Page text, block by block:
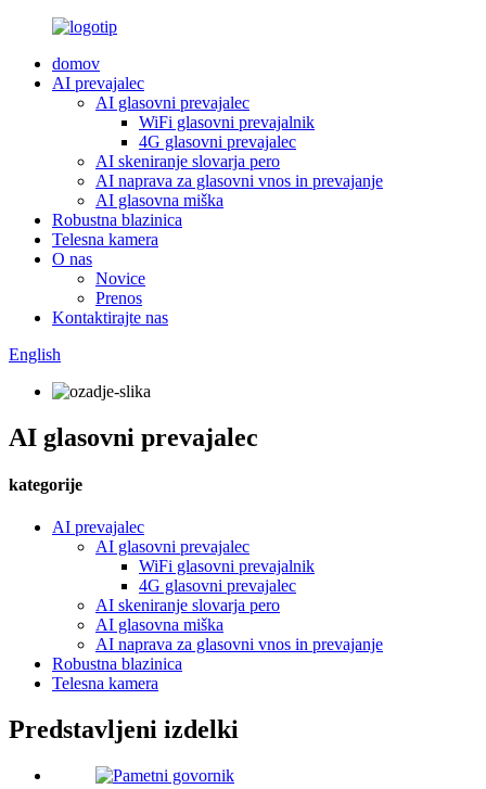
domov
AI prevajalec
AI glasovni prevajalec
WiFi glasovni prevajalnik
4G glasovni prevajalec
AI skeniranje slovarja pero
AI naprava za glasovni vnos in prevajanje
AI glasovna miška
Robustna blazinica
Telesna kamera
O nas
Novice
Prenos
Kontaktirajte nas
English
AI glasovni prevajalec
kategorije
AI prevajalec
AI glasovni prevajalec
WiFi glasovni prevajalnik
4G glasovni prevajalec
AI skeniranje slovarja pero
AI glasovna miška
AI naprava za glasovni vnos in prevajanje
Robustna blazinica
Telesna kamera
Predstavljeni izdelki